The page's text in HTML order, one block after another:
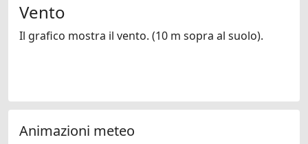
Vento
Il grafico mostra il vento. (10 m sopra al suolo).
Animazioni meteo